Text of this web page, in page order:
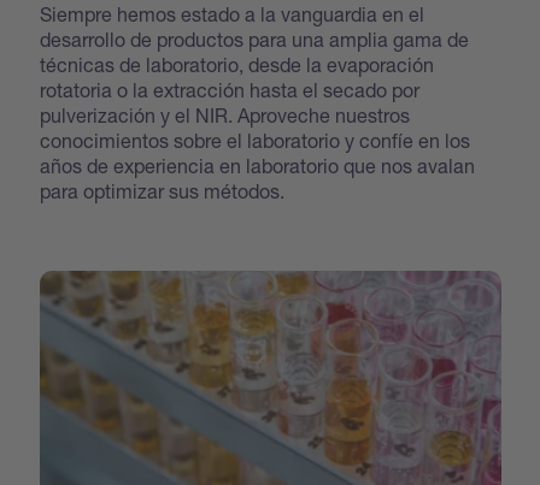
Siempre hemos estado a la vanguardia en el
desarrollo de productos para una amplia gama de
técnicas de laboratorio, desde la evaporación
rotatoria o la extracción hasta el secado por
pulverización y el NIR. Aproveche nuestros
conocimientos sobre el laboratorio y confíe en los
años de experiencia en laboratorio que nos avalan
para optimizar sus métodos.